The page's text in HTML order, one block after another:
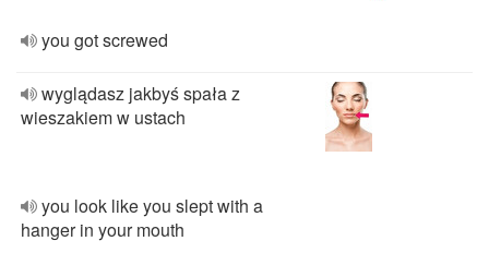
you got screwed
wyglądasz jakbyś spała z
wieszakiem w ustach
you look like you slept with a
hanger in your mouth